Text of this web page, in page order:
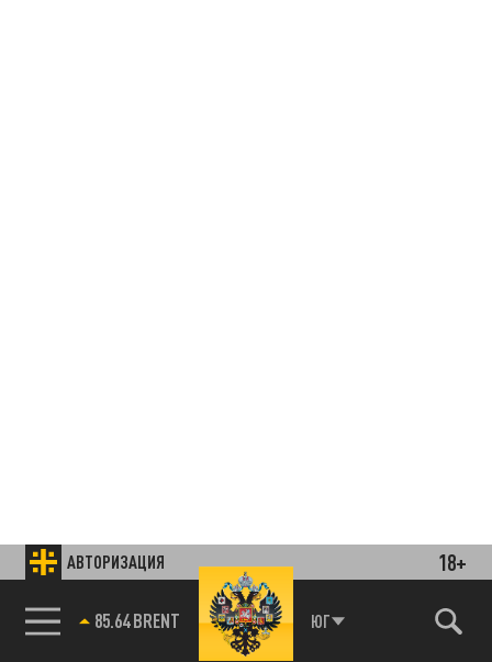
АВТОРИЗАЦИЯ 18+
85.64 BRENT ЮГ